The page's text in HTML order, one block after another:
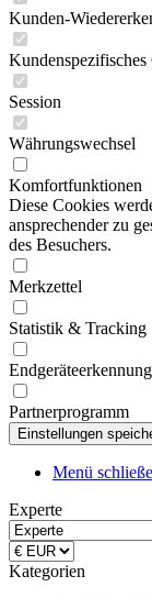
Kunden-
Kundenspezifisches
Session
Währungswechsel
Komfortfunktionen
Diese Cookies
ansprechender zu
des Besuchers.
Merkzettel
Statistik & Tracking
Endgeräteerkennung
Partnerprogramm
Menü
Experte
Kategorien